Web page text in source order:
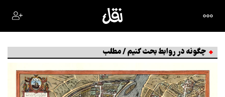
چگونه در روابط بحث کنیم / مطلب